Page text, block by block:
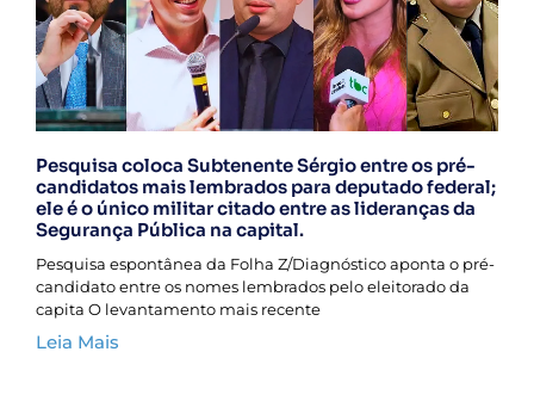
Pesquisa coloca Subtenente Sérgio entre os pré-
candidatos mais lembrados para deputado federal;
ele é o único militar citado entre as lideranças da
Segurança Pública na capital.
Pesquisa espontânea da Folha Z/Diagnóstico aponta o pré-
candidato entre os nomes lembrados pelo eleitorado da
capita O levantamento mais recente
Leia Mais